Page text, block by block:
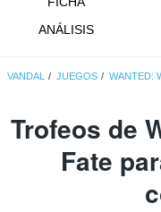
ANÁLISIS
VANDAL JUEGOS WANTED:
Trofeos de
Fate